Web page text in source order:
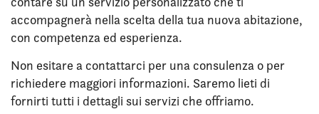
accompagnerà nella scelta della tua nuova abitazione,
con competenza ed esperienza.
Non esitare a contattarci per una consulenza o per
richiedere maggiori informazioni. Saremo lieti di
fornirti tutti i dettagli sui servizi che offriamo.